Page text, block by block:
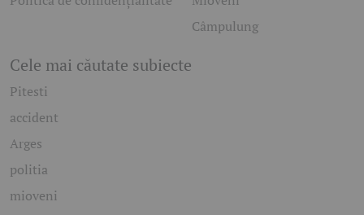
Câmpulung
Cele mai căutate subiecte
Pitesti
accident
Arges
politia
mioveni